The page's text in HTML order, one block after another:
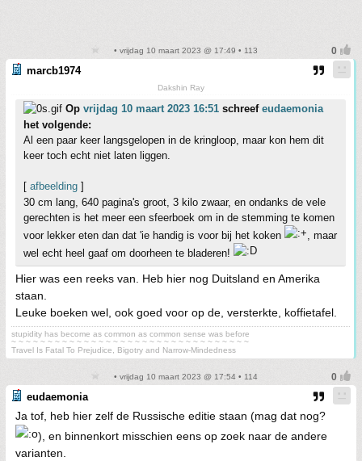
• vrijdag 10 maart 2023 @ 17:49 • 113
marcb1974
Dakshin Ray
Op vrijdag 10 maart 2023 16:51 schreef eudaemonia
het volgende:
Al een paar keer langsgelopen in de kringloop, maar kon hem dit
keer toch echt niet laten liggen.
[ afbeelding ]
30 cm lang, 640 pagina's groot, 3 kilo zwaar, en ondanks de vele
gerechten is het meer een sfeerboek om in de stemming te komen
voor lekker eten dan dat 'ie handig is voor bij het koken
, maar
wel echt heel gaaf om doorheen te bladeren!
Hier was een reeks van. Heb hier nog Duitsland en Amerika
staan.
Leuke boeken wel, ook goed voor op de, versterkte, koffietafel.
stupidity has become as common as common sense was before
~ ~ ~ ~ ~ ~ ~ ~ ~ ~ ~ ~ ~ ~ ~ ~ ~ ~ ~ ~ ~ ~ ~ ~ ~ ~ ~ ~ ~ ~ ~ ~ ~
Travel Is Fatal To Prejudice, Bigotry and Narrow-Mindedness
• vrijdag 10 maart 2023 @ 17:54 • 114
eudaemonia
Ja tof, heb hier zelf de Russische editie staan (mag dat nog?
), en binnenkort misschien eens op zoek naar de andere
varianten.